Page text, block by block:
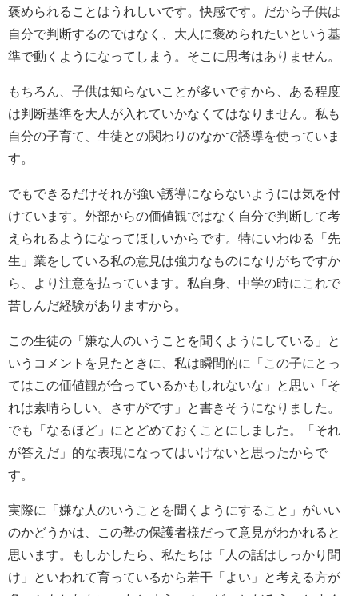
褒められることはうれしいです。快感です。だから子供は
自分で判断するのではなく、大人に褒められたいという基
準で動くようになってしまう。そこに思考はありません。
もちろん、子供は知らないことが多いですから、ある程度
は判断基準を大人が入れていかなくてはなりません。私も
自分の子育て、生徒との関わりのなかで誘導を使っていま
す。
でもできるだけそれが強い誘導にならないようには気を付
けています。外部からの価値観ではなく自分で判断して考
えられるようになってほしいからです。特にいわゆる「先
生」業をしている私の意見は強力なものになりがちですか
ら、より注意を払っています。私自身、中学の時にこれで
苦しんだ経験がありますから。
この生徒の「嫌な人のいうことを聞くようにしている」と
いうコメントを見たときに、私は瞬間的に「この子にとっ
てはこの価値観が合っているかもしれないな」と思い「そ
れは素晴らしい。さすがです」と書きそうになりました。
でも「なるほど」にとどめておくことにしました。「それ
が答えだ」的な表現になってはいけないと思ったからで
す。
実際に「嫌な人のいうことを聞くようにすること」がいい
のかどうかは、この塾の保護者様だって意見がわかれると
思います。もしかしたら、私たちは「人の話はしっかり聞
け」といわれて育っているから若干「よい」と考える方が